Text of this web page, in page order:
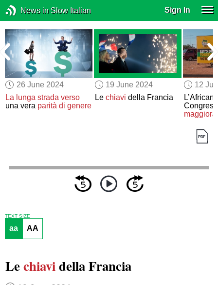
News in Slow Italian Sign In
26 June 2024
La lunga strada verso
una vera parità di genere
19 June 2024
Le chiavi della Francia
12
L’African
TEXT SIZE
aa AA
Lechiavidella Francia